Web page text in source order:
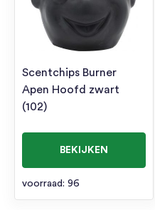
Scentchips Burner
Apen Hoofd zwart
(102)
BEKIJKEN
voorraad: 96